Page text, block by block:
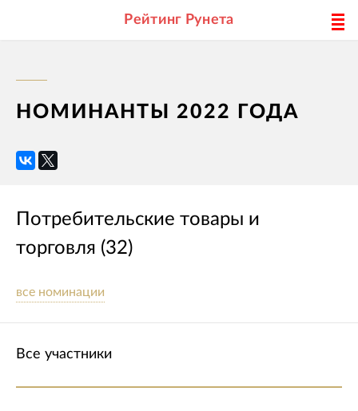
Рейтинг Рунета
НОМИНАНТЫ 2022 ГОДА
Потребительские товары и
торговля (32)
все номинации
Все участники